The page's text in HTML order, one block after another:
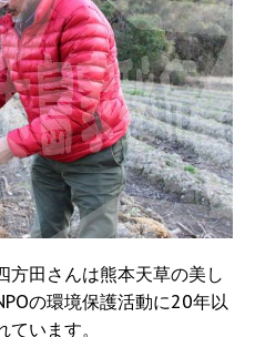
方田さんは熊本天草の美し
の環境保護活動に20年以
います。